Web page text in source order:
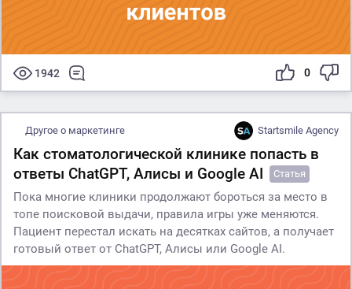
1942 0
Другое о маркетинге Startsmile Agency
Как стоматологической клинике попасть в
ответы ChatGPT, Алисы и Google AI
Статья
Пока многие клиники продолжают бороться за место в
топе поисковой выдачи, правила игры уже меняются.
Пациент перестал искать на десятках сайтов, а получает
готовый ответ от ChatGPT, Алисы или Google AI.